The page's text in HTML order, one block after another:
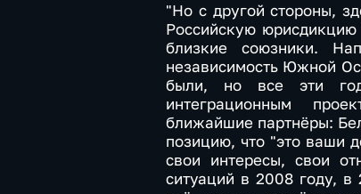
"Но с другой стороны,
Российскую
близкие союзники.
независимость Южной
были, но все эти
интеграционным
ближайшие партнёры:
позицию, что "это ваши
свои интересы, свои
ситуаций в 2008 году, в